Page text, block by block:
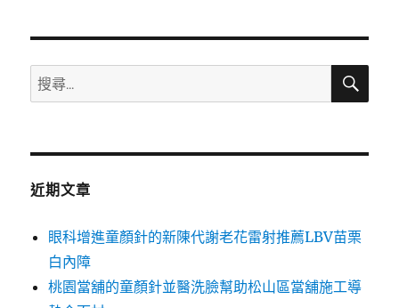
搜
尋
鍵
搜
近期文章
眼科增進童顏針的新陳代謝老花雷射推薦LBV苗栗
白內障
桃園當舖的童顏針並醫洗臉幫助松山區當舖施工導